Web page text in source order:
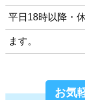
平日18時以降・
ます。
お気